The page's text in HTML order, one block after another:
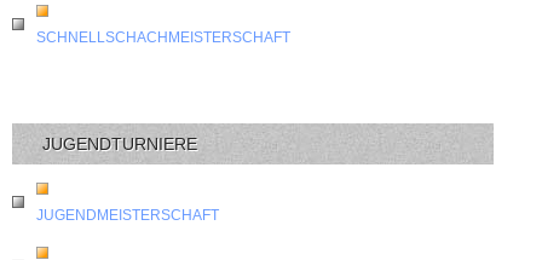
SCHNELLSCHACHMEISTERSCHAFT
JUGENDTURNIERE
JUGENDMEISTERSCHAFT